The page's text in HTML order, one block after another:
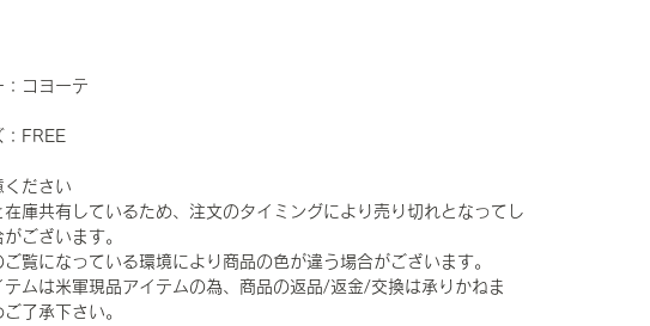
：コヨーテ
：FREE
ださい
在庫共有しているため、注文のタイミングにより売り切れとなってし
ございます。
ご覧になっている環境により商品の色が違う場合がございます。
テムは米軍現品アイテムの為、商品の返品/返金/交換は承りかねま
了承下さい。